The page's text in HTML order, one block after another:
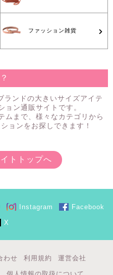
ファッション雑貨
ランドの大きいサイズアイテ
ョン通販サイトです。
ムまで、様々なカテゴリから
ョンをお探しできます！
トトップへ
Instagram Facebook
X
わせ 利用規約 運営会社